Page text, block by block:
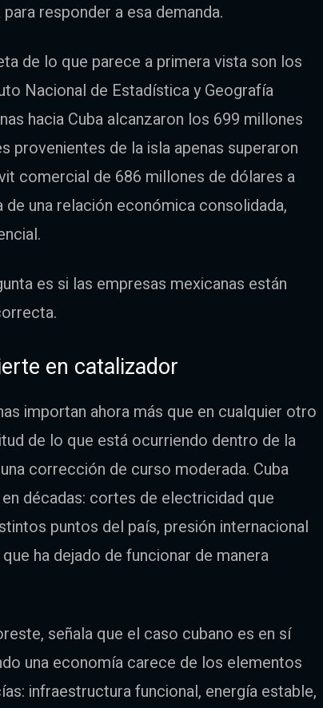
responder a esa demanda.
de lo que parece a primera vista son los
Nacional de Estadística y Geografía
hacia Cuba alcanzaron los 699 millones
provenientes de la isla apenas superaron
comercial de 686 millones de dólares a
una relación económica consolidada,
es si las empresas mexicanas están
en catalizador
importan ahora más que en cualquier otro
de lo que está ocurriendo dentro de la
corrección de curso moderada. Cuba
décadas: cortes de electricidad que
puntos del país, presión internacional
ha dejado de funcionar de manera
señala que el caso cubano es en sí
una economía carece de los elementos
infraestructura funcional, energía estable,